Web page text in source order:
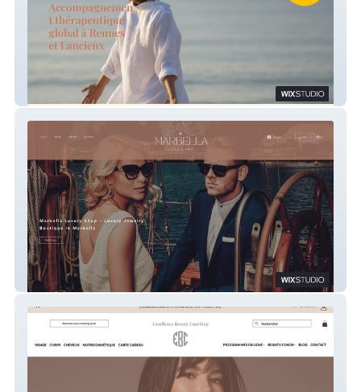
Armelle Olivier Psychologue Lancieux
Marbella Luxe Shop